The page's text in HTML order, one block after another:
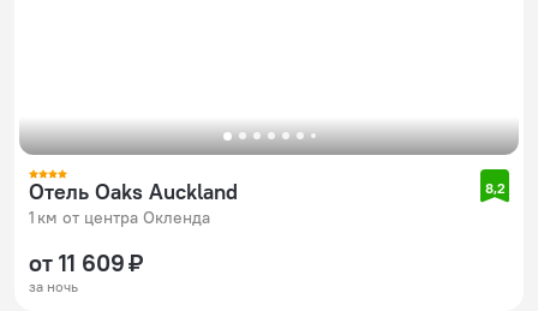
Отель Oaks Auckland
1 км от центра Окленда
8,2
от 11 609 ₽
за ночь